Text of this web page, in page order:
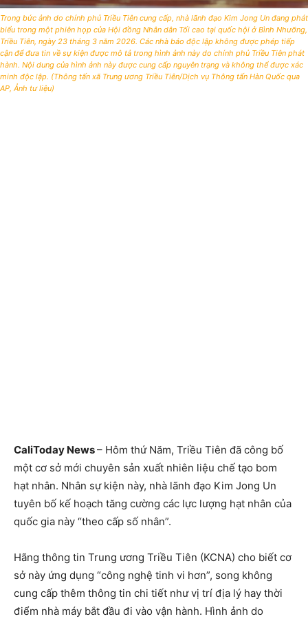
Trong bức ảnh do chính phủ Triều Tiên cung cấp, nhà lãnh đạo Kim Jong Un đang phát
biểu trong một phiên họp của Hội đồng Nhân dân Tối cao tại quốc hội ở Bình Nhưỡng,
Triều Tiên, ngày 23 tháng 3 năm 2026. Các nhà báo độc lập không được phép tiếp
cận để đưa tin về sự kiện được mô tả trong hình ảnh này do chính phủ Triều Tiên phát
hành. Nội dung của hình ảnh này được cung cấp nguyên trạng và không thể được xác
minh độc lập. (Thông tấn xã Trung ương Triều Tiên/Dịch vụ Thông tấn Hàn Quốc qua
AP, Ảnh tư liệu)
CaliToday News– Hôm thứ Năm, Triều Tiên đã công bố
một cơ sở mới chuyên sản xuất nhiên liệu chế tạo bom
hạt nhân. Nhân sự kiện này, nhà lãnh đạo Kim Jong Un
tuyên bố kế hoạch tăng cường các lực lượng hạt nhân của
quốc gia này “theo cấp số nhân”.
Hãng thông tin Trung ương Triều Tiên (KCNA) cho biết cơ
sở này ứng dụng “công nghệ tinh vi hơn”, song không
cung cấp thêm thông tin chi tiết như vị trí địa lý hay thời
điểm nhà máy bắt đầu đi vào vận hành. Hình ảnh do